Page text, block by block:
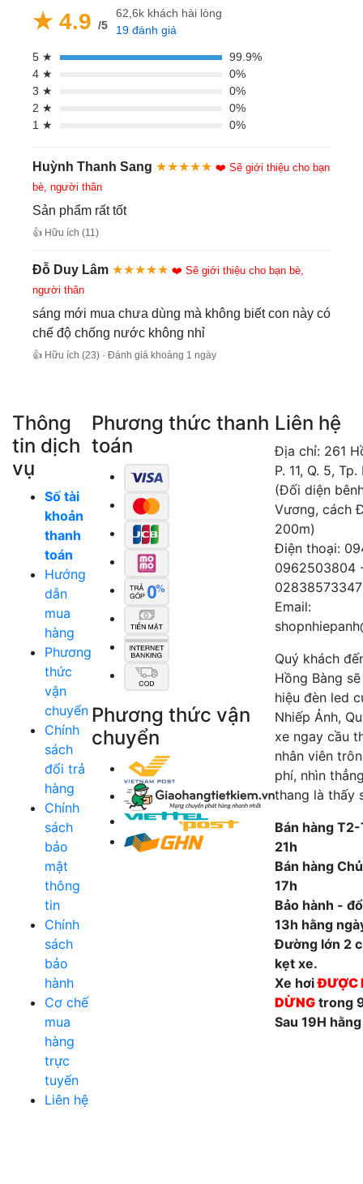
★ 4.9 /5
62,6k khách hài lòng
19 đánh giá
5 ★
99.9%
4 ★
0%
3 ★
0%
2 ★
0%
1 ★
0%
Huỳnh Thanh Sang ★★★★★ ❤️ Sẽ giới thiệu cho bạn
bè, người thân
Sản phẩm rất tốt
👍 Hữu ích (11)
Đỗ Duy Lâm ★★★★★ ❤️ Sẽ giới thiệu cho bạn bè,
người thân
sáng mới mua chưa dùng mà không biết con này có
chế độ chống nước không nhỉ
👍 Hữu ích (23) · Đánh giá khoảng 1 ngày
Thông
tin dịch
vụ
Số tài
khoản
thanh
toán
Hướng
dẫn
mua
hàng
Phương
thức
vận
chuyển
Chính
sách
đổi trả
hàng
Chính
sách
bảo
mật
thông
tin
Chính
sách
bảo
hành
Cơ chế
mua
hàng
trực
tuyến
Liên hệ
Phương thức thanh
toán
Phương thức vận
chuyển
Liên hệ
Địa chỉ: 261
P. 11, Q. 5,
(Đối diện
Vương, cách
200m)
Điện thoại:
0962503804
02838573347
Email:
Quý khách
Hồng Bàng
hiệu đèn led
Nhiếp Ảnh,
xe ngay cầu
nhân viên
phí, nhìn
thang là thấy
Bán hàng
21h
Bán hàng
17h
Bảo hành -
13h hằng
Đường lớn 2
kẹt xe.
Xe hơiĐƯỢC
DỪNG trong
Sau 19H